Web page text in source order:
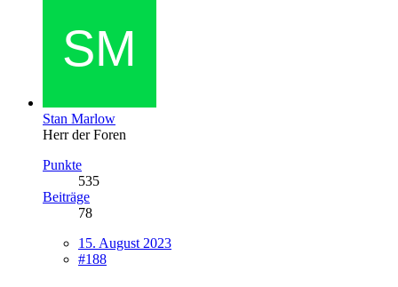
Stan Marlow
Herr der Foren
Punkte
535
Beiträge
78
15. August 2023
#188